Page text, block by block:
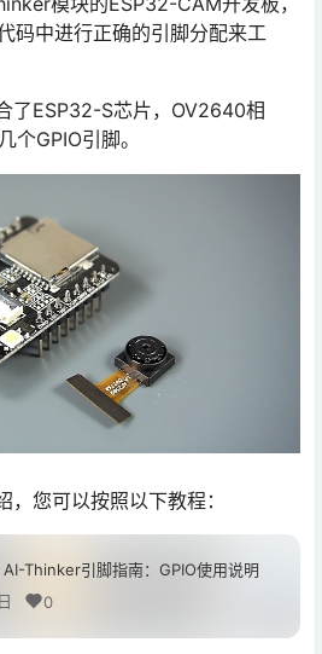
码中进行正确的引脚分配来工
了ESP32-S芯片，OV2640相
GPIO引脚。
您可以按照以下教程：
Thinker引脚指南：GPIO使用说明
0